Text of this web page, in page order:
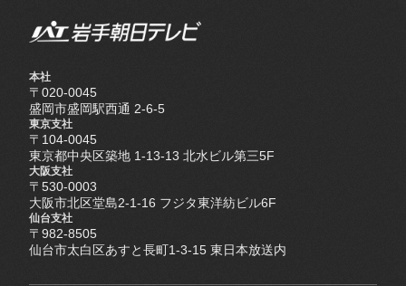
本社
〒020-0045
盛岡市盛岡駅西通 2-6-5
東京支社
〒104-0045
東京都中央区築地 1-13-13 北水ビル第三5F
大阪支社
〒530-0003
大阪市北区堂島2-1-16 フジタ東洋紡ビル6F
仙台支社
〒982-8505
仙台市太白区あすと長町1-3-15 東日本放送内